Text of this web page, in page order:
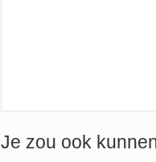
Je zou ook